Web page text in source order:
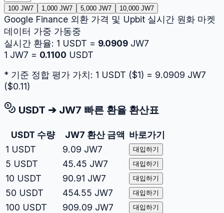
100 JW7 1,000 JW7 5,000 JW7 10,000 JW7
Google Finance 외환 가격 및 Upbit 실시간 원화 마켓
데이터 가중 가동중
실시간 환율: 1 USDT = 9.0909 JW7
1 JW7 = 0.1100 USDT
* 기준 정합 평가 가치: 1 USDT ($1) = 9.0909 JW7
($0.11)
USDT ➔ JW7 빠른 환율 환산표
USDT 수량 JW7 환산 금액 바로가기
1 USDT 9.09 JW7 대입하기
5 USDT 45.45 JW7 대입하기
10 USDT 90.91 JW7 대입하기
50 USDT 454.55 JW7 대입하기
100 USDT 909.09 JW7 대입하기